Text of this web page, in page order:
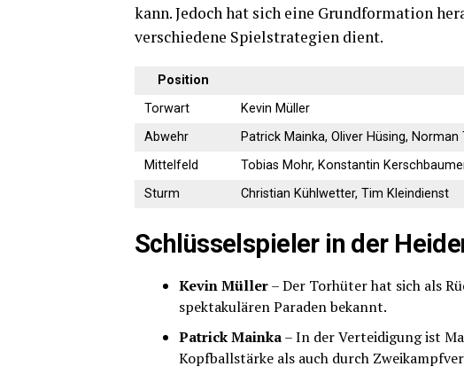
kann. Jedoch hat sich eine Grundformation
verschiedene Spielstrategien dient.
Position
Torwart
Kevin Müller
Abwehr
Patrick Mainka, Oliver Hüsing,
Mittelfeld
Tobias Mohr, Konstantin
Sturm
Christian Kühlwetter, Tim Kleindienst
Schlüsselspieler in der
Kevin Müller– Der Torhüter hat sich als
spektakulären Paraden bekannt.
Patrick Mainka– In der Verteidigung ist
Kopfballstärke als auch durch